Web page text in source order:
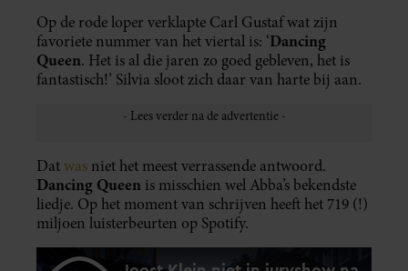
Op de rode loper verklapte Carl Gustaf wat zijn
favoriete nummer van het viertal is: ‘Dancing
Queen. Het is al die jaren zo goed gebleven, het is
fantastisch!’ Silvia sloot zich daar van harte bij aan.
Datwas niet het meest verrassende antwoord.
Dancing Queen is misschien wel Abba’s bekendste
liedje. Op het moment van schrijven heeft het 719 (!)
miljoen luisterbeurten op Spotify.